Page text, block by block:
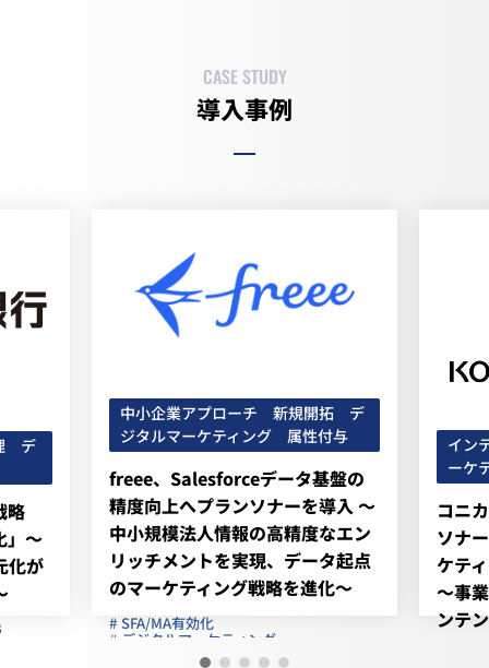
CASE STUDY
導入事例
デ
略
」～
化が
中小企業アプローチ 新規開拓 デ
ジタルマーケティング 属性付与
freee、Salesforceデータ基盤の
精度向上へプランソナーを導入 ～
中小規模法人情報の高精度なエン
リッチメントを実現、データ起点
のマーケティング戦略を進化～
SFA/MA有効化
デジタルマーケティング
企業属性付与・分析 新規営業先リスト
イン
ーケ
コニ
ソナ
ケテ
～事
ンテ